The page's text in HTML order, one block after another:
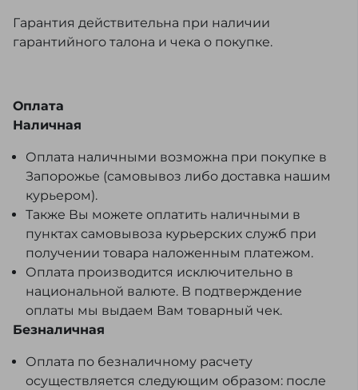
Гарантия действительна при наличии
гарантийного талона и чека о покупке.
Оплата
Наличная
Оплата наличными возможна при покупке в
Запорожье (самовывоз либо доставка нашим
курьером).
Также Вы можете оплатить наличными в
пунктах самовывоза курьерских служб при
получении товара наложенным платежом.
Оплата производится исключительно в
национальной валюте. В подтверждение
оплаты мы выдаем Вам товарный чек.
Безналичная
Оплата по безналичному расчету
осуществляется следующим образом: после